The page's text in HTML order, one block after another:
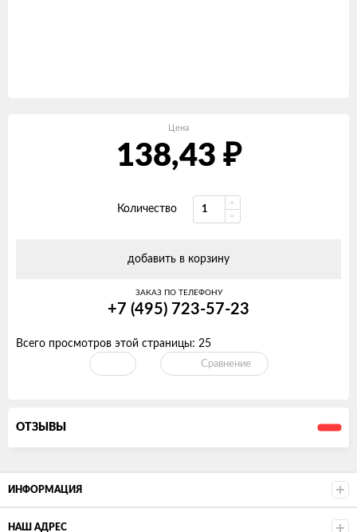
Цена
138,43 ₽
Количество
добавить в корзину
ЗАКАЗ ПО ТЕЛЕФОНУ
+7 (495) 723-57-23
Всего просмотров этой страницы: 25
Сравнение
ОТЗЫВЫ
ИНФОРМАЦИЯ
НАШ АДРЕС